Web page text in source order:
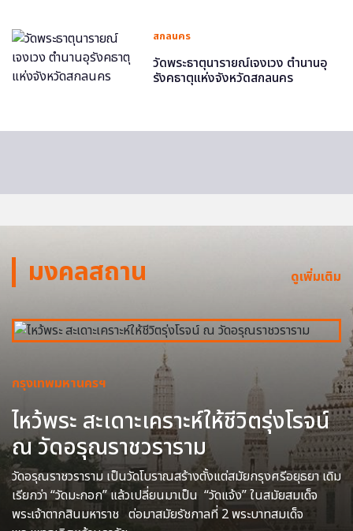
สกลนคร
วัดพระธาตุนารายณ์เจงเวง ตำนานอุ
รังคธาตุแห่งจังหวัดสกลนคร
มงคลสถาน ดูเพิ่มเติม
กรุงเทพมหานครฯ
ไหว้พระ สะเดาะเคราะห์ให้ชีวิตรุ่งโรจน์
ณ วัดอรุณราชวราราม
วัดอรุณราชวราราม เป็นวัดโบราณสร้างตั้งแต่สมัยกรุงศรีอยุธยา เดิม
เรียกว่า “วัดมะกอก” แล้วเปลี่ยนมาเป็น “วัดแจ้ง” ในสมัยสมเด็จ
พระเจ้าตากสินมหาราช ต่อมาสมัยรัชกาลที่ 2 พระบาทสมเด็จ